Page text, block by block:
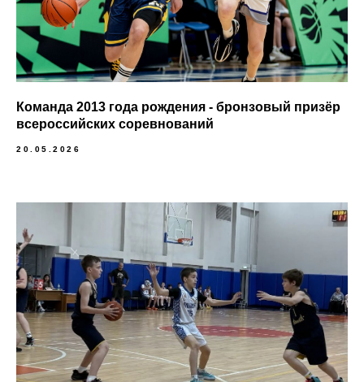
Команда 2013 года рождения - бронзовый призёр
всероссийских соревнований
20.05.2026